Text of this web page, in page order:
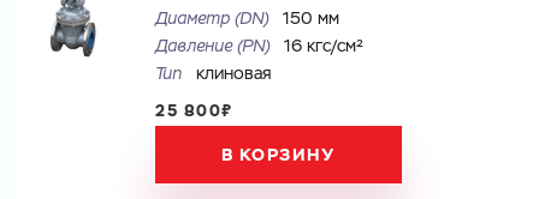
ГОТОВО
Диаметр (DN)
150 мм
Давление (PN)
16 кгс/см²
Тип
клиновая
25 800₽
В КОРЗИНУ